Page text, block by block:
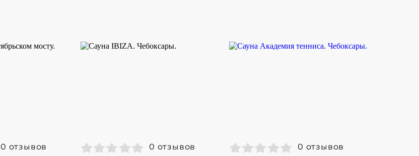
0 отзывов 0 отзывов 0 отзывов